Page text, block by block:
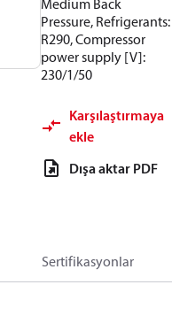
Medium Back
Pressure, Refrigerants:
R290, Compressor
power supply [V]:
230/1/50
Karşılaştırmaya
ekle
Dışa aktar PDF
Sertifikasyonlar